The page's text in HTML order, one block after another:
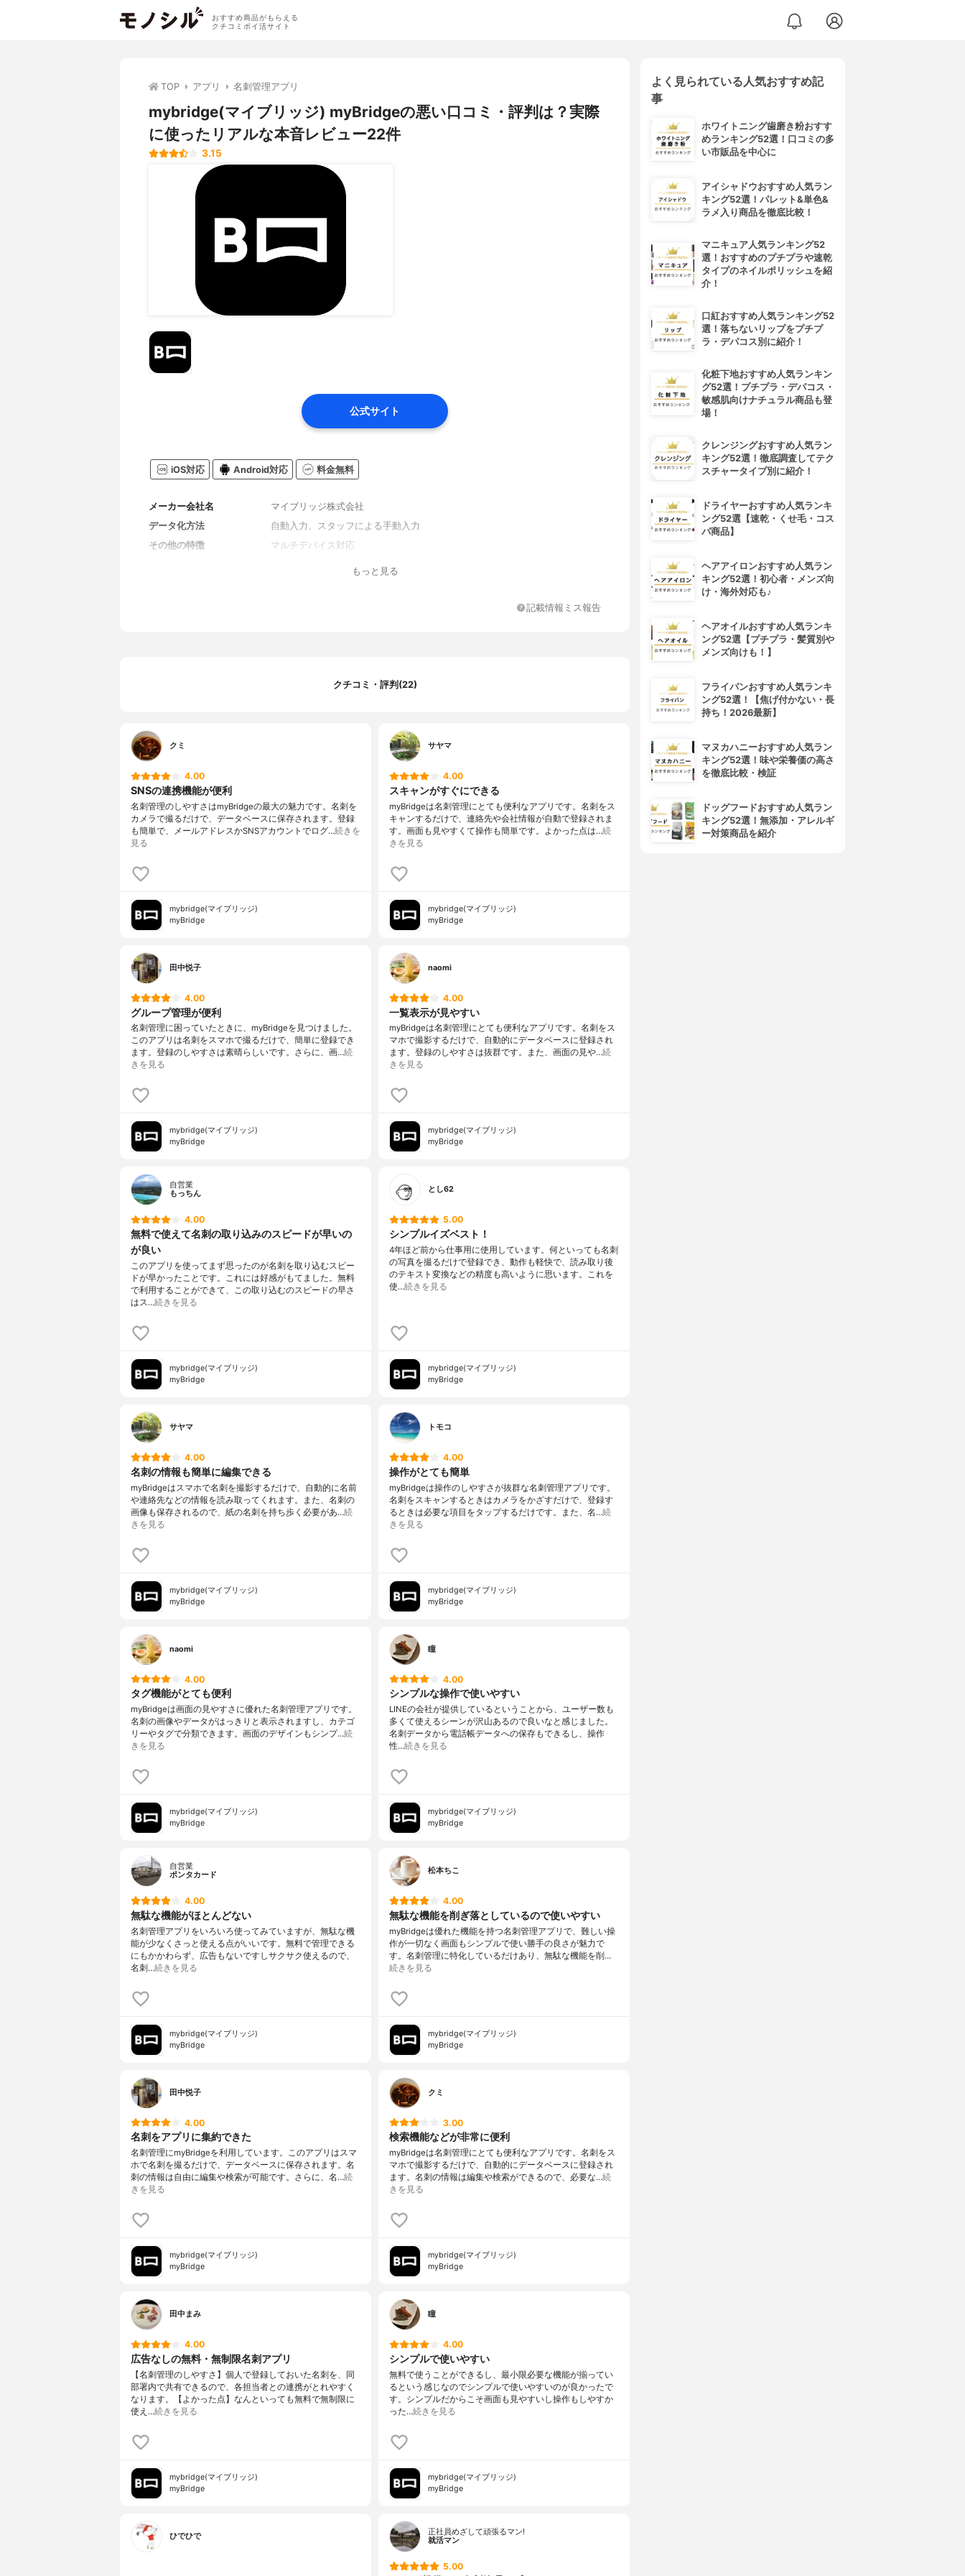
おすすめ商品がもらえる
クチコミポイ活サイト
TOP アプリ 名刺管理アプリ
mybridge(マイブリッジ) myBridgeの悪い口コミ・評判は？実際
に使ったリアルな本音レビュー22件
3.15
公式サイト
iOS対応 Android対応 料金無料
メーカー会社名
マイブリッジ株式会社
データ化方法
自動入力、スタッフによる手動入力
その他の特徴
マルチデバイス対応
もっと見る
記載情報ミス報告
クチコミ・評判(22)
クミ
4.00
SNSの連携機能が便利
名刺管理のしやすさはmyBridgeの最大の魅力です。名刺を
カメラで撮るだけで、データベースに保存されます。登録
も簡単で、メールアドレスかSNSアカウントでログ…続きを
見る
mybridge(マイブリッジ)
myBridge
サヤマ
4.00
スキャンがすぐにできる
myBridgeは名刺管理にとても便利なアプリです。名刺をス
キャンするだけで、連絡先や会社情報が自動で登録されま
す。画面も見やすくて操作も簡単です。よかった点は…続
きを見る
mybridge(マイブリッジ)
myBridge
田中悦子
4.00
グループ管理が便利
名刺管理に困っていたときに、myBridgeを見つけました。
このアプリは名刺をスマホで撮るだけで、簡単に登録でき
ます。登録のしやすさは素晴らしいです。さらに、画…続
きを見る
mybridge(マイブリッジ)
myBridge
naomi
4.00
一覧表示が見やすい
myBridgeは名刺管理にとても便利なアプリです。名刺をス
マホで撮影するだけで、自動的にデータベースに登録され
ます。登録のしやすさは抜群です。また、画面の見や…続
きを見る
mybridge(マイブリッジ)
myBridge
自営業
もっちん
4.00
無料で使えて名刺の取り込みのスピードが早いの
が良い
このアプリを使ってまず思ったのが名刺を取り込むスピー
ドが早かったことです。これには好感がもてました。無料
で利用することができて、この取り込むのスピードの早さ
はス…続きを見る
mybridge(マイブリッジ)
myBridge
とし62
5.00
シンプルイズベスト！
4年ほど前から仕事用に使用しています。何といっても名刺
の写真を撮るだけで登録でき、動作も軽快で、読み取り後
のテキスト変換などの精度も高いように思います。これを
使…続きを見る
mybridge(マイブリッジ)
myBridge
サヤマ
4.00
名刺の情報も簡単に編集できる
myBridgeはスマホで名刺を撮影するだけで、自動的に名前
や連絡先などの情報を読み取ってくれます。また、名刺の
画像も保存されるので、紙の名刺を持ち歩く必要があ…続
きを見る
mybridge(マイブリッジ)
myBridge
トモコ
4.00
操作がとても簡単
myBridgeは操作のしやすさが抜群な名刺管理アプリです。
名刺をスキャンするときはカメラをかざすだけで、登録す
るときは必要な項目をタップするだけです。また、名…続
きを見る
mybridge(マイブリッジ)
myBridge
naomi
4.00
タグ機能がとても便利
myBridgeは画面の見やすさに優れた名刺管理アプリです。
名刺の画像やデータがはっきりと表示されますし、カテゴ
リーやタグで分類できます。画面のデザインもシンプ…続
きを見る
mybridge(マイブリッジ)
myBridge
瞳
4.00
シンプルな操作で使いやすい
LINEの会社が提供しているということから、ユーザー数も
多くて使えるシーンが沢山あるので良いなと感じました。
名刺データから電話帳データへの保存もできるし、操作
性…続きを見る
mybridge(マイブリッジ)
myBridge
自営業
ポンタカード
4.00
無駄な機能がほとんどない
名刺管理アプリをいろいろ使ってみていますが、無駄な機
能が少なくさっと使える点がいいです。無料で管理できる
にもかかわらず、広告もないですしサクサク使えるので、
名刺…続きを見る
mybridge(マイブリッジ)
myBridge
松本ちこ
4.00
無駄な機能を削ぎ落としているので使いやすい
myBridgeは優れた機能を持つ名刺管理アプリで、難しい操
作が一切なく画面もシンプルで使い勝手の良さが魅力で
す。名刺管理に特化しているだけあり、無駄な機能を削…
続きを見る
mybridge(マイブリッジ)
myBridge
田中悦子
4.00
名刺をアプリに集約できた
名刺管理にmyBridgeを利用しています。このアプリはスマ
ホで名刺を撮るだけで、データベースに保存されます。名
刺の情報は自由に編集や検索が可能です。さらに、名…続
きを見る
mybridge(マイブリッジ)
myBridge
クミ
3.00
検索機能などが非常に便利
myBridgeは名刺管理にとても便利なアプリです。名刺をス
マホで撮影するだけで、自動的にデータベースに登録され
ます。名刺の情報は編集や検索ができるので、必要な…続
きを見る
mybridge(マイブリッジ)
myBridge
田中まみ
4.00
広告なしの無料・無制限名刺アプリ
【名刺管理のしやすさ】個人で登録しておいた名刺を、同
部署内で共有できるので、各担当者との連携がとれやすく
なります。【よかった点】なんといっても無料で無制限に
使え…続きを見る
mybridge(マイブリッジ)
myBridge
瞳
4.00
シンプルで使いやすい
無料で使うことができるし、最小限必要な機能が揃ってい
るという感じなのでシンプルで使いやすいのが良かったで
す。シンプルだからこそ画面も見やすいし操作もしやすか
った…続きを見る
mybridge(マイブリッジ)
myBridge
ひでひで
正社員めざして頑張るマン!
就活マン
5.00
よく見られている人気おすすめ記
事
ホワイトニング歯磨き粉おすす
めランキング52選！口コミの多
い市販品を中心に
アイシャドウおすすめ人気ラン
キング52選！パレット&単色&
ラメ入り商品を徹底比較！
マニキュア人気ランキング52
選！おすすめのプチプラや速乾
タイプのネイルポリッシュを紹
介！
口紅おすすめ人気ランキング52
選！落ちないリップをプチプ
ラ・デパコス別に紹介！
化粧下地おすすめ人気ランキン
グ52選！プチプラ・デパコス・
敏感肌向けナチュラル商品も登
場！
クレンジングおすすめ人気ラン
キング52選！徹底調査してテク
スチャータイプ別に紹介！
ドライヤーおすすめ人気ランキ
ング52選【速乾・くせ毛・コス
パ商品】
ヘアアイロンおすすめ人気ラン
キング52選！初心者・メンズ向
け・海外対応も♪
ヘアオイルおすすめ人気ランキ
ング52選【プチプラ・髪質別や
メンズ向けも！】
フライパンおすすめ人気ランキ
ング52選！【焦げ付かない・長
持ち！2026最新】
マヌカハニーおすすめ人気ラン
キング52選！味や栄養価の高さ
を徹底比較・検証
ドッグフードおすすめ人気ラン
キング52選！無添加・アレルギ
ー対策商品を紹介